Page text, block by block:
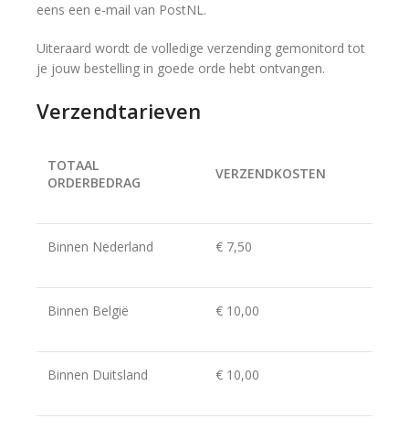
eens een e-mail van PostNL.
Uiteraard wordt de volledige verzending gemonitord tot
je jouw bestelling in goede orde hebt ontvangen.
Verzendtarieven
TOTAAL
ORDERBEDRAG
VERZENDKOSTEN
Binnen Nederland € 7,50
Binnen België € 10,00
Binnen Duitsland € 10,00